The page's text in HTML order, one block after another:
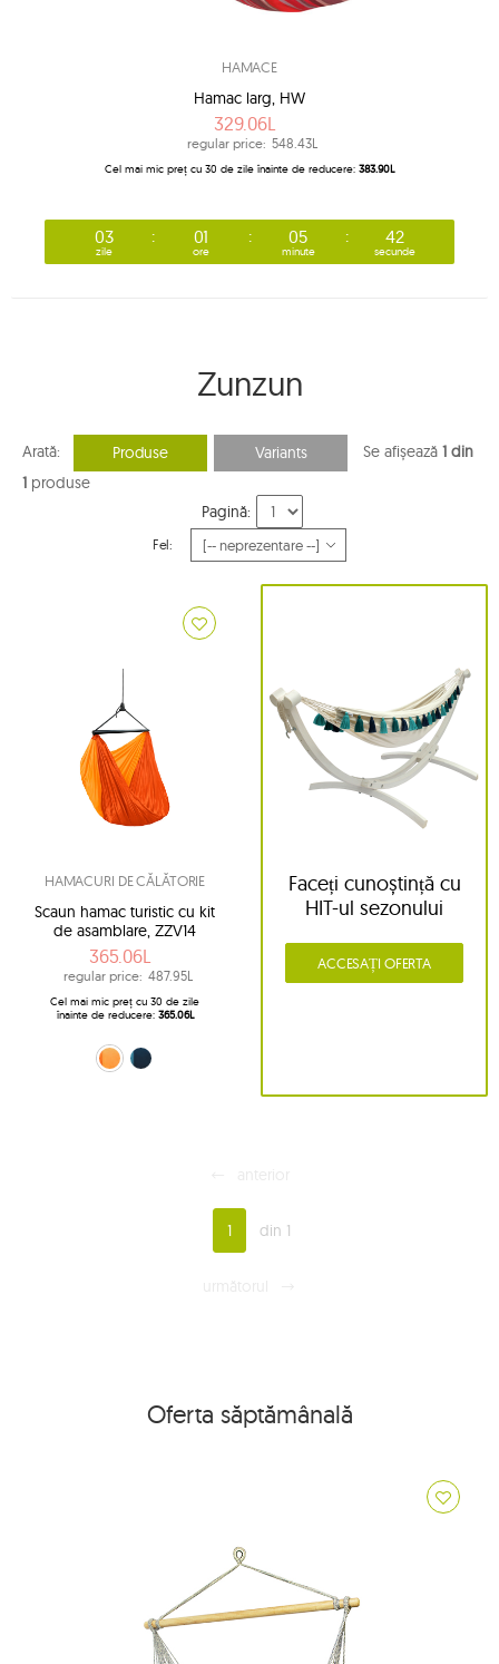
HAMACE
Hamac larg, HW
329.06L
regular price: 548.43L
Cel mai mic preț cu 30 de zile înainte de reducere: 383.90L
03
zile
01
ore
05
minute
41
secunde
Zunzun
Arată: Produse Variants Se afișează 1 din
1 produse
Pagină:
Fel:
HAMACURI DE CĂLĂTORIE
Scaun hamac turistic cu kit
de asamblare, ZZV14
365.06L
regular price: 487.95L
Cel mai mic preț cu 30 de zile
înainte de reducere: 365.06L
portocaliu (22)
albastru marin (39)
Faceți cunoștință cu
HIT-ul sezonului
ACCESAȚI OFERTA
1 din 1
Oferta săptămânală